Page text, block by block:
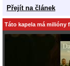
Přejít na článek
Táto kapela má milióny